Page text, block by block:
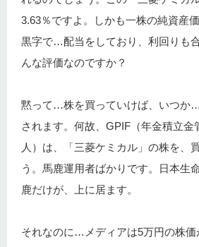
3.63％ですよ。しかも一株の純資産
黒字で…配当をしており、利回りも
んな評価なのですか？
黙って…株を買っていけば、いつか
されます。何故、GPIF（年金積立金
人）は、「三菱ケミカル」の株を、
う。馬鹿運用者ばかりです。日本生
鹿だけが、上に居ます。
それなのに…メディアは5万円の株